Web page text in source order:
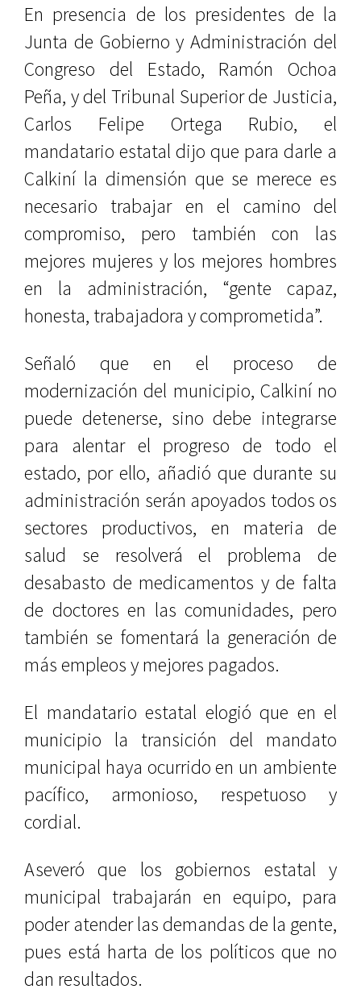
En presencia de los presidentes de la
Junta de Gobierno y Administración del
Congreso del Estado, Ramón Ochoa
Peña, y del Tribunal Superior de Justicia,
Carlos Felipe Ortega Rubio, el
mandatario estatal dijo que para darle a
Calkiní la dimensión que se merece es
necesario trabajar en el camino del
compromiso, pero también con las
mejores mujeres y los mejores hombres
en la administración, “gente capaz,
honesta, trabajadora y comprometida”.
Señaló que en el proceso de
modernización del municipio, Calkiní no
puede detenerse, sino debe integrarse
para alentar el progreso de todo el
estado, por ello, añadió que durante su
administración serán apoyados todos os
sectores productivos, en materia de
salud se resolverá el problema de
desabasto de medicamentos y de falta
de doctores en las comunidades, pero
también se fomentará la generación de
más empleos y mejores pagados.
El mandatario estatal elogió que en el
municipio la transición del mandato
municipal haya ocurrido en un ambiente
pacífico, armonioso, respetuoso y
cordial.
Aseveró que los gobiernos estatal y
municipal trabajarán en equipo, para
poder atender las demandas de la gente,
pues está harta de los políticos que no
dan resultados.